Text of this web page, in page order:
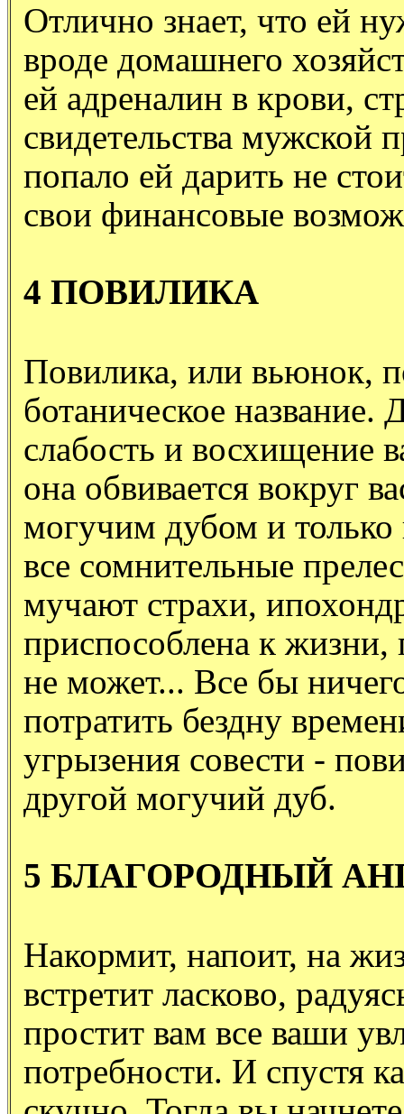
Отлично знает, что ей
вроде домашнего
ей адреналин в крови,
свидетельства мужской
попало ей дарить не
свои финансовые
4 ПОВИЛИКА
Повилика, или вьюнок,
ботаническое название.
слабость и восхищение
она обвивается вокруг
могучим дубом и только
все сомнительные
мучают страхи,
приспособлена к жизни,
не может... Все бы
потратить бездну
угрызения совести -
другой могучий дуб.
5 БЛАГОРОДНЫЙ
Накормит, напоит, на
встретит ласково,
простит вам все ваши
потребности. И спустя